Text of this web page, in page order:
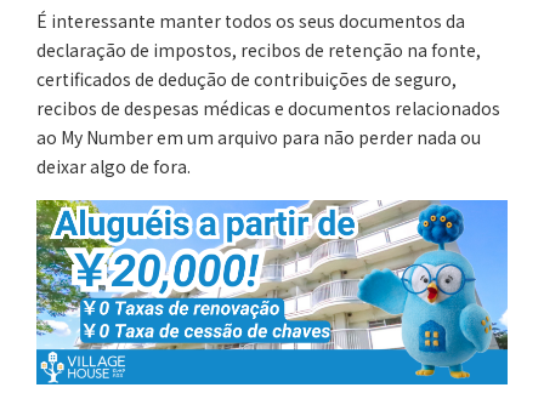
É interessante manter todos os seus documentos da
declaração de impostos, recibos de retenção na fonte,
certificados de dedução de contribuições de seguro,
recibos de despesas médicas e documentos relacionados
ao My Number em um arquivo para não perder nada ou
deixar algo de fora.